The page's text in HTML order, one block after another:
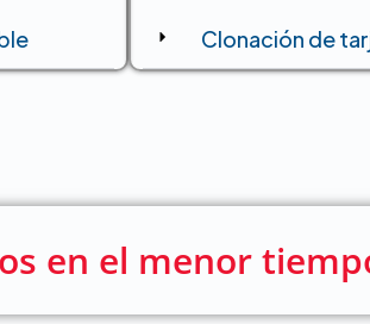
Clonación de
en el menor